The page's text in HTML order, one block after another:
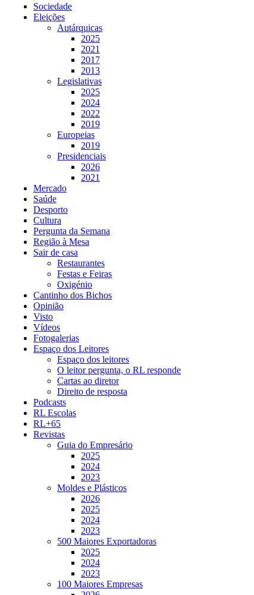
Sociedade
Eleições
Autárquicas
2025
2021
2017
2013
Legislativas
2025
2024
2022
2019
Europeias
2019
Presidenciais
2026
2021
Mercado
Saúde
Desporto
Cultura
Pergunta da Semana
Região à Mesa
Sair de casa
Restaurantes
Festas e Feiras
Oxigénio
Cantinho dos Bichos
Opinião
Visto
Vídeos
Fotogalerias
Espaço dos Leitores
Espaço dos leitores
O leitor pergunta, o RL responde
Cartas ao diretor
Direito de resposta
Podcasts
RL Escolas
RL+65
Revistas
Guia do Empresário
2025
2024
2023
Moldes e Plásticos
2026
2025
2024
2023
500 Maiores Exportadoras
2025
2024
2023
100 Maiores Empresas